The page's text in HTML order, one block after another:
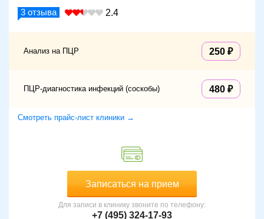
3 отзыва 2.4
Анализ на ПЦР 250
ПЦР-диагностика инфекций (соскобы) 480
Смотреть прайс-лист клиники →
Записаться на прием
Для записи в клинику звоните по телефону:
+7 (495) 324-17-93